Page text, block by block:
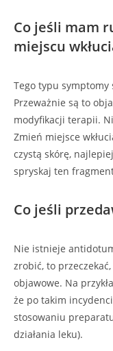
Co jeśli mam
miejscu
Tego typu symptomy
Przeważnie są to
modyfikacji terapii.
Zmień miejsce
czystą skórę,
spryskaj ten
Co jeśli
Nie istnieje
zrobić, to
objawowe. Na
że po takim
stosowaniu
działania leku).